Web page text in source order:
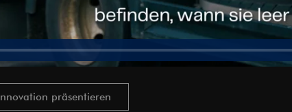
Innovation präsentieren